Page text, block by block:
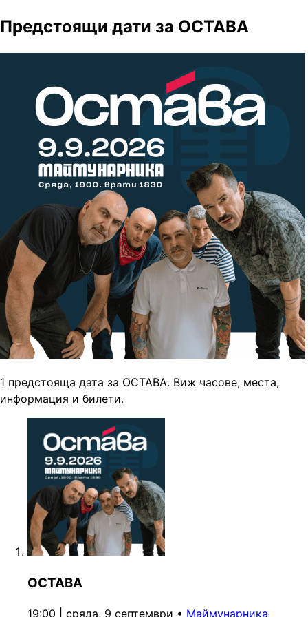
Предстоящи дати за ОСТАВА
1 предстояща дата за ОСТАВА. Виж часове, места,
информация и билети.
ОСТАВА
19:00 | сряда, 9 септември • Маймунарника